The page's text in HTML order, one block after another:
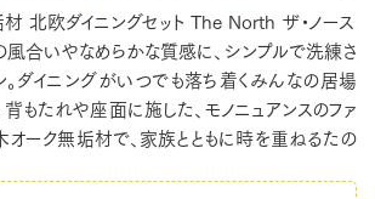
北欧ダイニングセット The North ザ・ノース
風合いやなめらかな質感に、シンプルで洗練さ
ダイニングがいつでも落ち着くみんなの居場
もたれや座面に施した、モノニュアンスのファ
オーク無垢材で、家族とともに時を重ねるたの